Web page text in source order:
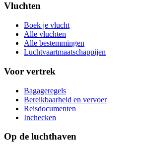
Vluchten
Boek je vlucht
Alle vluchten
Alle bestemmingen
Luchtvaartmaatschappijen
Voor vertrek
Bagageregels
Bereikbaarheid en vervoer
Reisdocumenten
Inchecken
Op de luchthaven